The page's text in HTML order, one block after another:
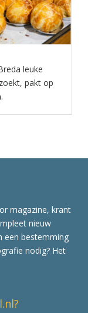
leuke
pakt op
magazine, krant
nieuw
een bestemming
nodig? Het